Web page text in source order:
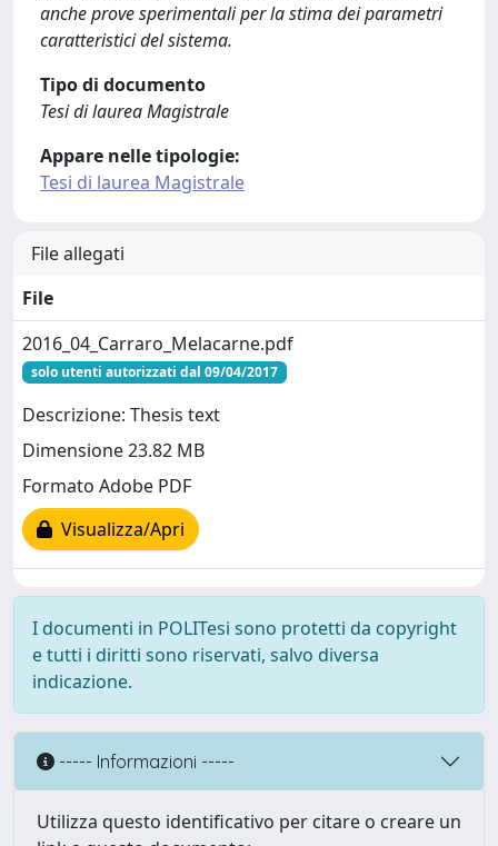
anche prove sperimentali per la stima dei parametri
caratteristici del sistema.
Tipo di documento
Tesi di laurea Magistrale
Appare nelle tipologie:
Tesi di laurea Magistrale
File allegati
File
2016_04_Carraro_Melacarne.pdf
solo utenti autorizzati dal 09/04/2017
Descrizione: Thesis text
Dimensione 23.82 MB
Formato Adobe PDF
Visualizza/Apri
I documenti in POLITesi sono protetti da copyright
e tutti i diritti sono riservati, salvo diversa
indicazione.
----- Informazioni -----
Utilizza questo identificativo per citare o creare un